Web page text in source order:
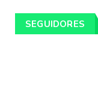
Pintores
SEGUIDORES